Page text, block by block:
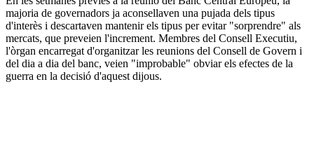
majoria de governadors ja aconsellaven una pujada dels tipus
d'interès i descartaven mantenir els tipus per evitar "sorprendre" als
mercats, que preveien l'increment. Membres del Consell Executiu,
l'òrgan encarregat d'organitzar les reunions del Consell de Govern i
del dia a dia del banc, veien "improbable" obviar els efectes de la
guerra en la decisió d'aquest dijous.